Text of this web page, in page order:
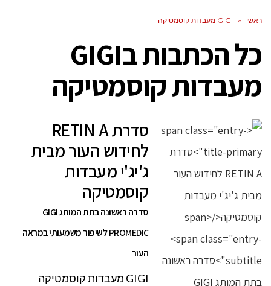
ראשי » GIGI מעבדות קוסמטיקה
כל הכתבות בGIGI
מעבדות קוסמטיקה
סדרת RETIN A
לחידוש העור מבית
ג'יג'י מעבדות
קוסמטיקה
סדרה ראשונה בתת המותג GIGI
PROMEDIC לשיפור משמעותי במראה
העור
GIGI מעבדות קוסמטיקה